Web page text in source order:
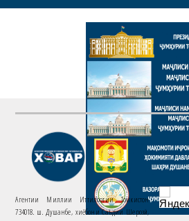
Агентии Миллии Иттилоотии Тоҷикистон
734018. ш. Душанбе, хиёбони Саъдии Шерозӣ,